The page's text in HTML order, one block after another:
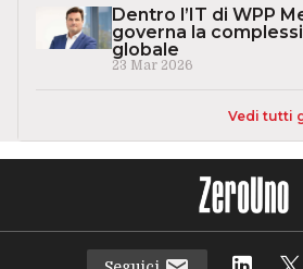
Dentro l’IT di WPP
governa la
globale
23 Mar 2026
Vedi tutti